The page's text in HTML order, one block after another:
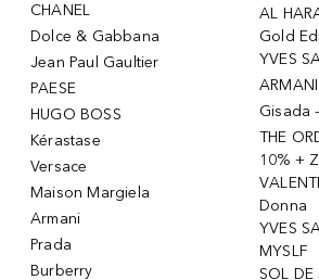
CHANEL
Dolce & Gabbana
Jean Paul Gaultier
PAESE
HUGO BOSS
Kérastase
Versace
Maison Margiela
Armani
Prada
Burberry
AL
Gold
YVES
Gisada
THE
10% +
Donna
YVES
MYSLF
SOL